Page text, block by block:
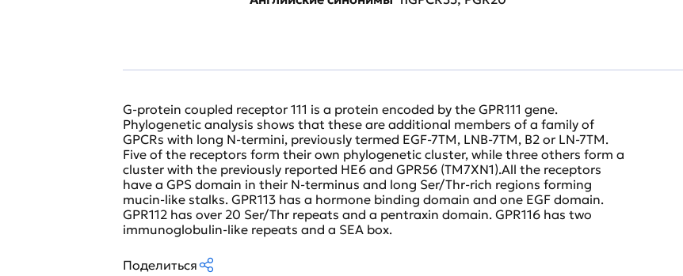
G-protein coupled receptor 111 is a protein encoded by the GPR111 gene.
Phylogenetic analysis shows that these are additional members of a family of
GPCRs with long N-termini, previously termed EGF-7TM, LNB-7TM, B2 or LN-7TM.
Five of the receptors form their own phylogenetic cluster, while three others form a
cluster with the previously reported HE6 and GPR56 (TM7XN1).All the receptors
have a GPS domain in their N-terminus and long Ser/Thr-rich regions forming
mucin-like stalks. GPR113 has a hormone binding domain and one EGF domain.
GPR112 has over 20 Ser/Thr repeats and a pentraxin domain. GPR116 has two
immunoglobulin-like repeats and a SEA box.
Поделиться